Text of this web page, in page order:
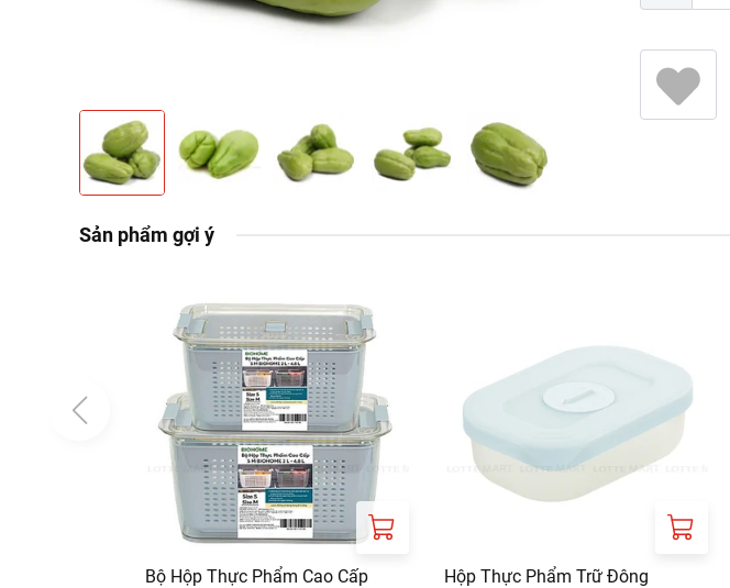
Sản phẩm gợi ý
Bộ Hộp Thực Phẩm Cao Cấp
Hộp Thực Phẩm Trữ Đông